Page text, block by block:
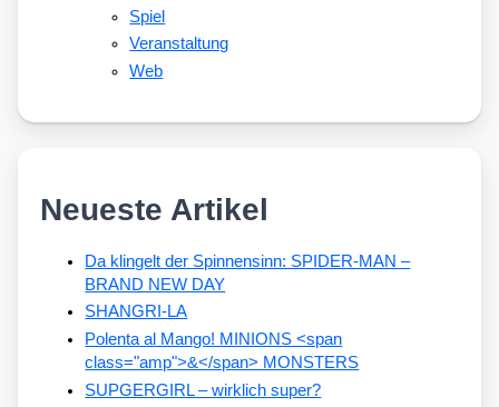
Spiel
Veranstaltung
Web
Neueste Artikel
Da klingelt der Spinnensinn: SPIDER-MAN –
BRAND NEW DAY
SHANGRI-LA
Polenta al Mango! MINIONS <span
class="amp">&</span> MONSTERS
SUPGERGIRL – wirklich super?